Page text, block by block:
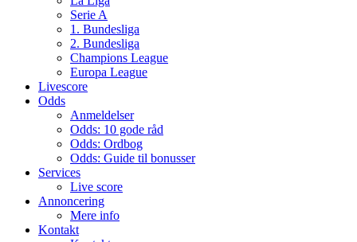
Serie A
1. Bundesliga
2. Bundesliga
Champions League
Europa League
Livescore
Odds
Anmeldelser
Odds: 10 gode råd
Odds: Ordbog
Odds: Guide til bonusser
Services
Live score
Annoncering
Mere info
Kontakt